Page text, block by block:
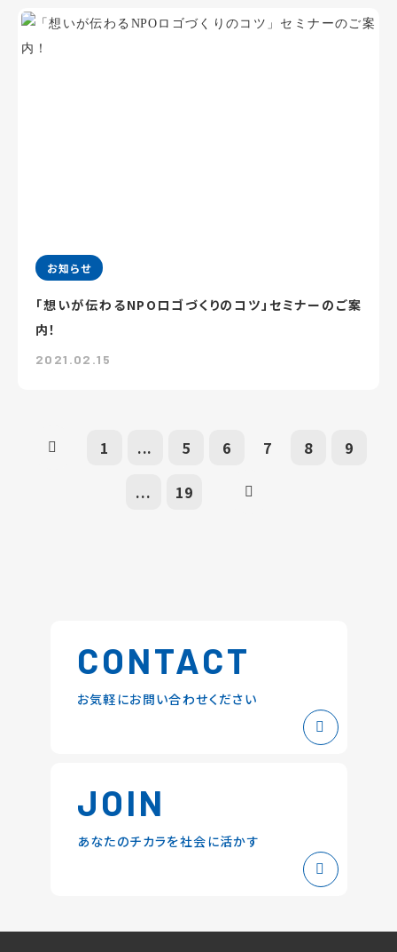
お知らせ
「想いが伝わるNPOロゴづくりのコツ」セミナーのご案
内！
2021.02.15
1 ... 5 6 7 8 9
... 19
CONTACT
お気軽にお問い合わせください
JOIN
あなたのチカラを社会に活かす